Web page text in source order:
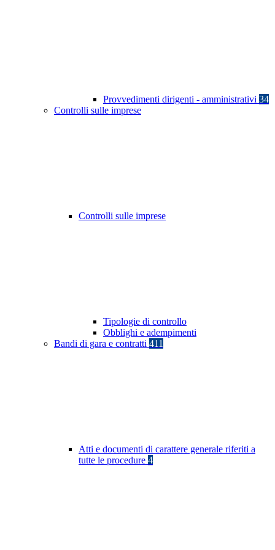
Provvedimenti dirigenti - amministrativi 34
Controlli sulle imprese
Controlli sulle imprese
Tipologie di controllo
Obblighi e adempimenti
Bandi di gara e contratti 411
Atti e documenti di carattere generale riferiti a
tutte le procedure 4